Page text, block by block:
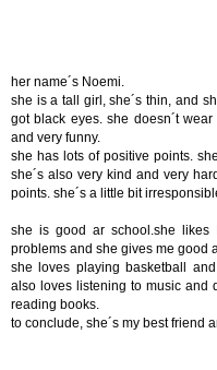
her name´s Noemi.
she is a tall girl, she´s thin, and
got black eyes. she doesn´t
and very funny.
she has lots of positive points.
she´s also very kind and very
points. she´s a little bit
she is good ar school.she likes
problems and she gives me good
she loves playing basketball
also loves listening to music and
reading books.
to conclude, she´s my best friend